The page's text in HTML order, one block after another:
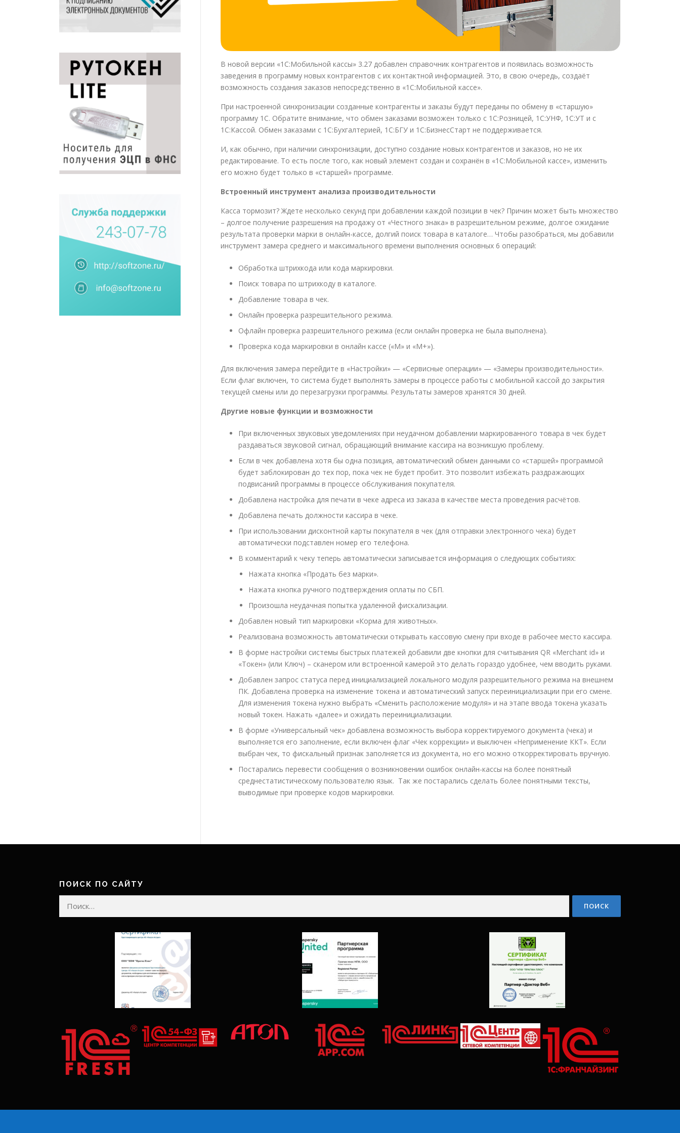
В новой версии «1С:Мобильной кассы» 3.27 добавлен справочник контрагентов и появилась возможность
заведения в программу новых контрагентов с их контактной информацией. Это, в свою очередь, создаёт
возможность создания заказов непосредственно в «1С:Мобильной кассе».
При настроенной синхронизации созданные контрагенты и заказы будут переданы по обмену в «старшую»
программу 1С. Обратите внимание, что обмен заказами возможен только с 1С:Розницей, 1С:УНФ, 1С:УТ и с
1С:Кассой. Обмен заказами с 1С:Бухгалтерией, 1С:БГУ и 1С:БизнесСтарт не поддерживается.
И, как обычно, при наличии синхронизации, доступно создание новых контрагентов и заказов, но не их
редактирование. То есть после того, как новый элемент создан и сохранён в «1С:Мобильной кассе», изменить
его можно будет только в «старшей» программе.
Встроенный инструмент анализа производительности
Касса тормозит? Ждете несколько секунд при добавлении каждой позиции в чек? Причин может быть множество
– долгое получение разрешения на продажу от «Честного знака» в разрешительном режиме, долгое ожидание
результата проверки марки в онлайн-кассе, долгий поиск товара в каталоге… Чтобы разобраться, мы добавили
инструмент замера среднего и максимального времени выполнения основных 6 операций:
Обработка штрихкода или кода маркировки.
Поиск товара по штрихкоду в каталоге.
Добавление товара в чек.
Онлайн проверка разрешительного режима.
Офлайн проверка разрешительного режима (если онлайн проверка не была выполнена).
Проверка кода маркировки в онлайн кассе («М» и «М+»).
Для включения замера перейдите в «Настройки» — «Сервисные операции» — «Замеры производительности».
Если флаг включен, то система будет выполнять замеры в процессе работы с мобильной кассой до закрытия
текущей смены или до перезагрузки программы. Результаты замеров хранятся 30 дней.
Другие новые функции и возможности
При включенных звуковых уведомлениях при неудачном добавлении маркированного товара в чек будет
раздаваться звуковой сигнал, обращающий внимание кассира на возникшую проблему.
Если в чек добавлена хотя бы одна позиция, автоматический обмен данными со «старшей» программой
будет заблокирован до тех пор, пока чек не будет пробит. Это позволит избежать раздражающих
подвисаний программы в процессе обслуживания покупателя.
Добавлена настройка для печати в чеке адреса из заказа в качестве места проведения расчётов.
Добавлена печать должности кассира в чеке.
При использовании дисконтной карты покупателя в чек (для отправки электронного чека) будет
автоматически подставлен номер его телефона.
В комментарий к чеку теперь автоматически записывается информация о следующих событиях:
Нажата кнопка «Продать без марки».
Нажата кнопка ручного подтверждения оплаты по СБП.
Произошла неудачная попытка удаленной фискализации.
Добавлен новый тип маркировки «Корма для животных».
Реализована возможность автоматически открывать кассовую смену при входе в рабочее место кассира.
В форме настройки системы быстрых платежей добавили две кнопки для считывания QR «Merchant id» и
«Токен» (или Ключ) – сканером или встроенной камерой это делать гораздо удобнее, чем вводить руками.
Добавлен запрос статуса перед инициализацией локального модуля разрешительного режима на внешнем
ПК. Добавлена проверка на изменение токена и автоматический запуск переинициализации при его смене.
Для изменения токена нужно выбрать «Сменить расположение модуля» и на этапе ввода токена указать
новый токен. Нажать «далее» и ожидать переинициализации.
В форме «Универсальный чек» добавлена возможность выбора корректируемого документа (чека) и
выполняется его заполнение, если включен флаг «Чек коррекции» и выключен «Неприменение ККТ». Если
выбран чек, то фискальный признак заполняется из документа, но его можно откорректировать вручную.
Постарались перевести сообщения о возникновении ошибок онлайн-кассы на более понятный
среднестатистическому пользователю язык. Так же постарались сделать более понятными тексты,
выводимые при проверке кодов маркировки.
ПОИСК ПО САЙТУ